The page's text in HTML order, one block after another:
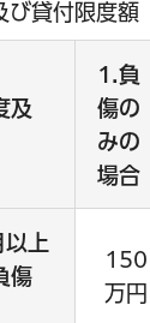
び貸付限度額
及
1.負
傷の
みの
場合
上
傷
150
万円